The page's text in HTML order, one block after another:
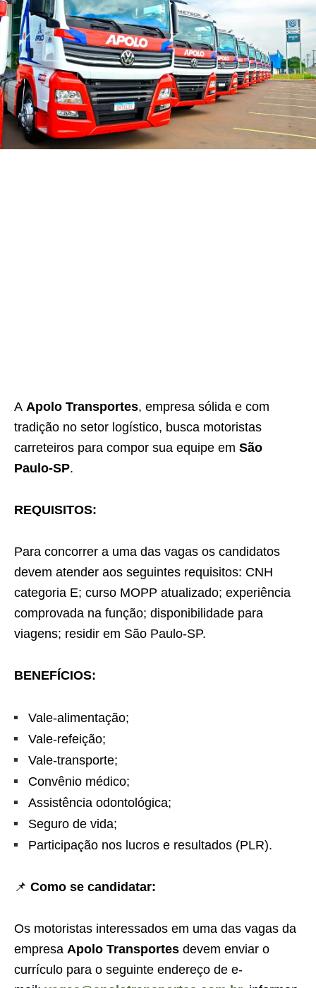
A Apolo Transportes, empresa sólida e com
tradição no setor logístico, busca motoristas
carreteiros para compor sua equipe em São
Paulo-SP.
REQUISITOS:
Para concorrer a uma das vagas os candidatos
devem atender aos seguintes requisitos: CNH
categoria E; curso MOPP atualizado; experiência
comprovada na função; disponibilidade para
viagens; residir em São Paulo-SP.
BENEFÍCIOS:
Vale-alimentação;
Vale-refeição;
Vale-transporte;
Convênio médico;
Assistência odontológica;
Seguro de vida;
Participação nos lucros e resultados (PLR).
📌 Como se candidatar:
Os motoristas interessados em uma das vagas da
empresa Apolo Transportes devem enviar o
currículo para o seguinte endereço de e-